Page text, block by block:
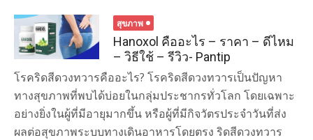
สุขภาพ
Hanoxol คืออะไร – ราคา – ดีไหม
– วิธีใช้ – รีวิว- Pantip
โรคริดสีดวงทวารคืออะไร? โรคริดสีดวงทวารเป็นปัญหา
ทางสุขภาพที่พบได้บ่อยในกลุ่มประชากรทั่วโลก โดยเฉพาะ
อย่างยิ่งในผู้ที่มีอายุมากขึ้น หรือผู้ที่มีกิจวัตรประจำวันที่ส่ง
ผลต่อสุขภาพระบบทางเดินอาหารโดยตรง ริดสีดวงทวาร